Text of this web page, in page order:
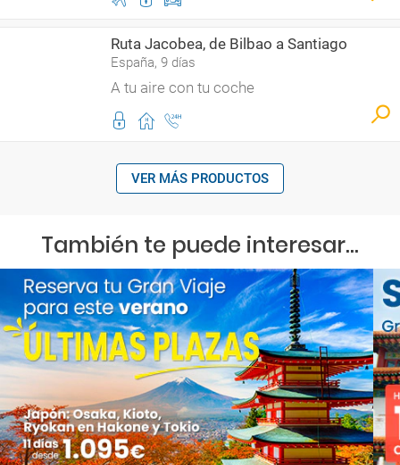
Ruta Jacobea, de Bilbao a Santiago
España, 9 días
A tu aire con tu coche
VER MÁS PRODUCTOS
También te puede interesar...